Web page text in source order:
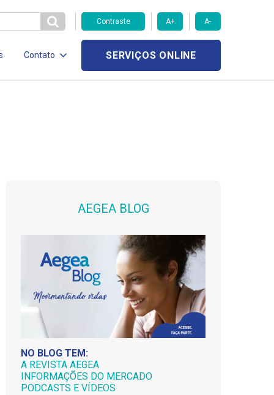
Contraste A+ A-
Contato SERVIÇOS ONLINE
AEGEA BLOG
NO BLOG TEM:
A REVISTA AEGEA
INFORMAÇÕES DO MERCADO
PODCASTS E VÍDEOS